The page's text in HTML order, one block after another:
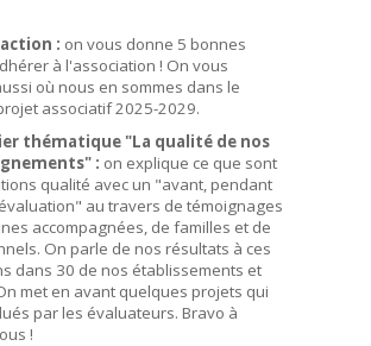
: on vous donne 5 bonnes
à l'association ! On vous
où nous en sommes dans le
associatif 2025-2029.
thématique "La qualité de nos
: on explique ce que sont
qualité avec un "avant, pendant
au travers de témoignages
accompagnées, de familles et de
On parle de nos résultats à ces
dans 30 de nos établissements et
met en avant quelques projets qui
par les évaluateurs. Bravo à
!